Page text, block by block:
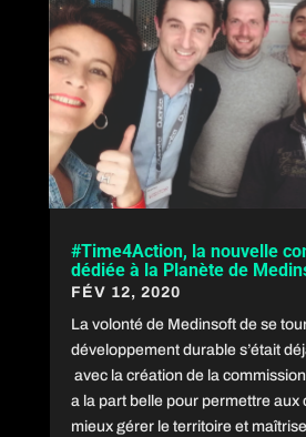
#Time4Action, la nouvelle
dédiée à la Planète de
FÉV 12, 2020
La volonté de Medinsoft de se
développement durable s’était
avec la création de la
a la part belle pour permettre aux
mieux gérer le territoire et